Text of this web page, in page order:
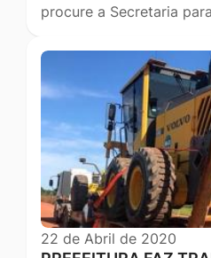
procure a Secretaria
22 de Abril de 2020